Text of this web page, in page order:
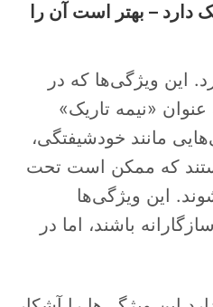
دارد – بهتر است آن را
این ویژگی‌ها که در
«نیمه تاریک»
مانند خودشیفتگی،
که ممکن است تحت
این ویژگی‌ها
باشند، اما در